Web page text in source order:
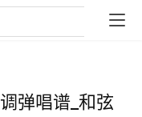
弹唱谱_和弦